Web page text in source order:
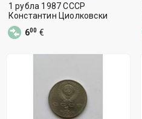
1 рубла 1987 СССР
Константин Циолковски
600 €